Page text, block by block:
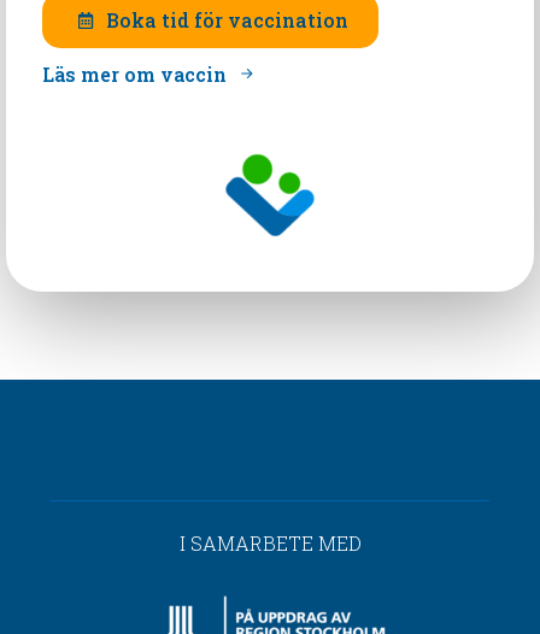
Boka tid för vaccination
Läs mer om vaccin
I SAMARBETE MED